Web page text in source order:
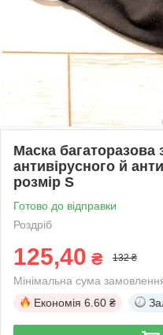
Маска багаторазова
антивірусного й
розмір S
Готово до відправки
Роздріб
125,40 ₴ 132 ₴
Мінімальна сума
Економія 6.60 ₴